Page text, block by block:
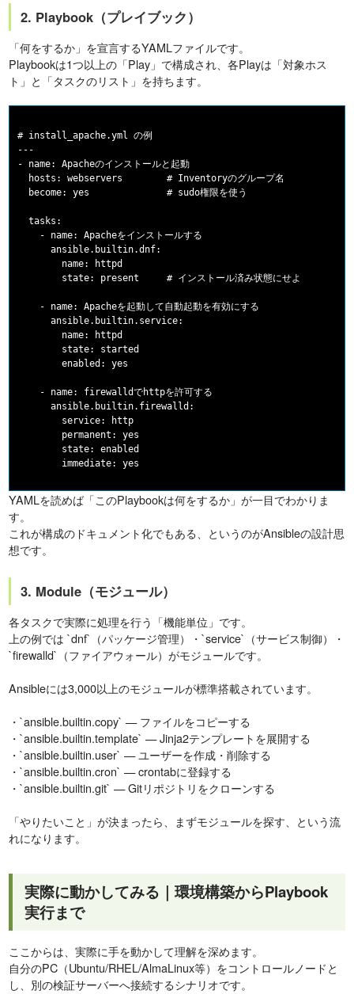
2. Playbook（プレイブック）
「何をするか」を宣言するYAMLファイルです。
Playbookは1つ以上の「Play」で構成され、各Playは「対象ホス
ト」と「タスクのリスト」を持ちます。
# install_apache.yml の例
---
- name: Apacheのインストールと起動
  hosts: webservers        # Inventoryのグループ名
  become: yes              # sudo権限を使う
  tasks:
    - name: Apacheをインストールする
      ansible.builtin.dnf:
        name: httpd
        state: present     # インストール済み状態にせよ
    - name: Apacheを起動して自動起動を有効にする
      ansible.builtin.service:
        name: httpd
        state: started
        enabled: yes
    - name: firewalldでhttpを許可する
      ansible.builtin.firewalld:
        service: http
        permanent: yes
        state: enabled
YAMLを読めば「このPlaybookは何をするか」が一目でわかりま
す。
これが構成のドキュメント化でもある、というのがAnsibleの設計思
想です。
3. Module（モジュール）
各タスクで実際に処理を行う「機能単位」です。
上の例では `dnf`（パッケージ管理）・`service`（サービス制御）・
`firewalld`（ファイアウォール）がモジュールです。
Ansibleには3,000以上のモジュールが標準搭載されています。
・`ansible.builtin.copy` — ファイルをコピーする
・`ansible.builtin.template` — Jinja2テンプレートを展開する
・`ansible.builtin.user` — ユーザーを作成・削除する
・`ansible.builtin.cron` — crontabに登録する
・`ansible.builtin.git` — Gitリポジトリをクローンする
「やりたいこと」が決まったら、まずモジュールを探す、という流
れになります。
実際に動かしてみる｜環境構築からPlaybook
実行まで
ここからは、実際に手を動かして理解を深めます。
自分のPC（Ubuntu/RHEL/AlmaLinux等）をコントロールノードと
し、別の検証サーバーへ接続するシナリオです。